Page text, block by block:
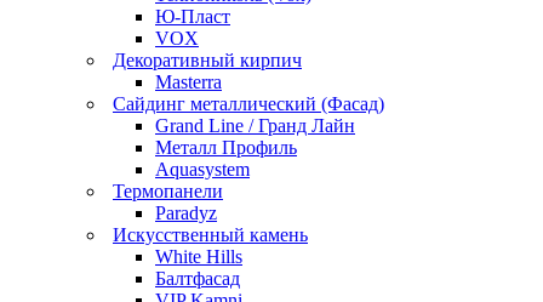
Ю-Пласт
VOX
Декоративный кирпич
Masterra
Сайдинг металлический (Фасад)
Grand Line / Гранд Лайн
Металл Профиль
Aquasystem
Термопанели
Paradyz
Искусственный камень
White Hills
Балтфасад